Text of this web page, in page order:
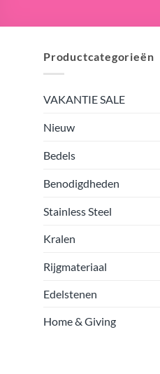
Productcategorieën
VAKANTIE SALE
Nieuw
Bedels
Benodigdheden
Stainless Steel
Kralen
Rijgmateriaal
Edelstenen
Home & Giving